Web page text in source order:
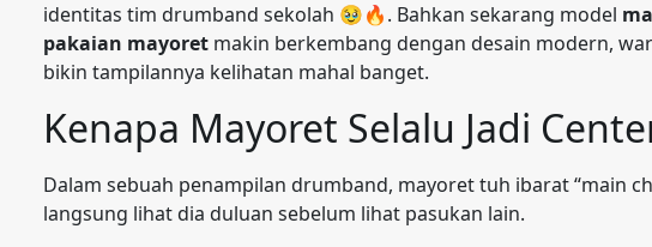
identitas tim drumband sekolah 🥹🔥. Bahkan sekarang model
pakaian mayoret makin berkembang dengan desain modern,
bikin tampilannya kelihatan mahal banget.
Kenapa Mayoret Selalu Jadi
Dalam sebuah penampilan drumband, mayoret tuh ibarat “main
langsung lihat dia duluan sebelum lihat pasukan lain.